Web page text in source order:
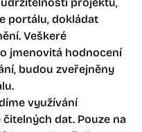
portálu, dokládat
Veškeré
jmenovitá hodnocení
budou zveřejněny
využívání
dat. Pouze na